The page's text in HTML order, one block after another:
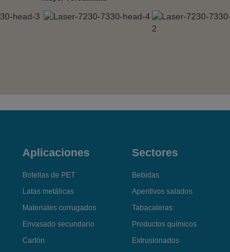
Aplicaciones
Botellas de PET
Latas metálicas
Materiales corrugados
Envasado secundario
Cartón
Sectores
Bebidas
Aperitivos salados
Tabacaleras
Productos químicos
Extrusionados